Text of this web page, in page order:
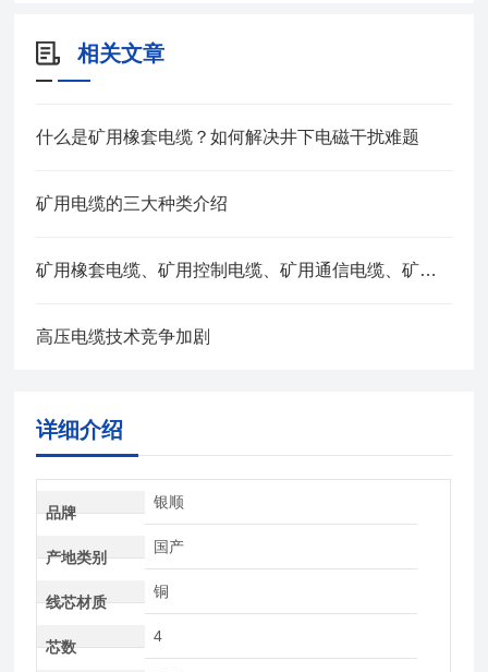
相关文章
什么是矿用橡套电缆？如何解决井下电磁干扰难题
矿用电缆的三大种类介绍
矿用橡套电缆、矿用控制电缆、矿用通信电缆、矿用电力电缆、矿用计算机电缆区别，看完不选错
高压电缆技术竞争加剧
详细介绍
品牌
银顺
产地类别
国产
线芯材质
铜
芯数
4